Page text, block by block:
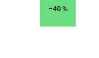
–40 %